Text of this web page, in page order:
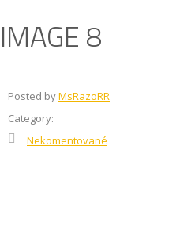
IMAGE 8
Posted byMsRazoRR
Category:
Nekomentované